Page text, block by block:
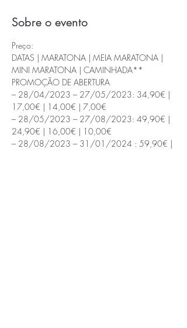
Sobre o evento
Preço:
DATAS | MARATONA | MEIA MARATONA |
MINI MARATONA | CAMINHADA**
PROMOÇÃO DE ABERTURA
– 28/04/2023 – 27/05/2023: 34,90€ |
17,00€ | 14,00€ | 7,00€
– 28/05/2023 – 27/08/2023: 49,90€ |
24,90€ | 16,00€ | 10,00€
– 28/08/2023 – 31/01/2024 : 59,90€ |